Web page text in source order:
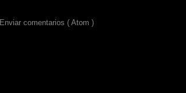
Enviar comentarios ( Atom )